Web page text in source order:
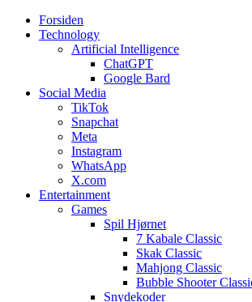
Web3zero.dk
Web3zero.dk
Forsiden
Technology
Artificial Intelligence
ChatGPT
Google Bard
Social Media
TikTok
Snapchat
Meta
Instagram
WhatsApp
X.com
Entertainment
Games
Spil Hjørnet
7 Kabale Classic
Skak Classic
Mahjong Classic
Bubble Shooter
Snydekoder